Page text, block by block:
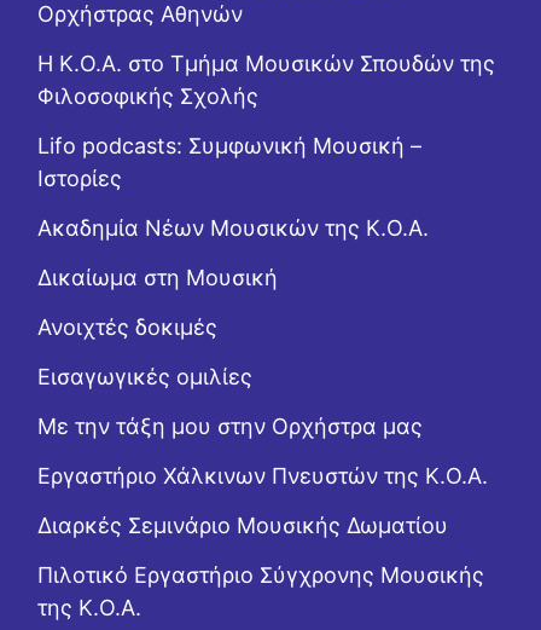
Ορχήστρας Αθηνών
Η Κ.Ο.Α. στο Τμήμα Μουσικών Σπουδών της
Φιλοσοφικής Σχολής
Lifo podcasts: Συμφωνική Μουσική –
Ιστορίες
Ακαδημία Νέων Μουσικών της Κ.Ο.Α.
Δικαίωμα στη Μουσική
Ανοιχτές δοκιμές
Εισαγωγικές ομιλίες
Με την τάξη μου στην Ορχήστρα μας
Εργαστήριo Χάλκινων Πνευστών της Κ.Ο.Α.
Διαρκές Σεμινάριο Μουσικής Δωματίου
Πιλοτικό Εργαστήριο Σύγχρονης Μουσικής
της Κ.Ο.Α.